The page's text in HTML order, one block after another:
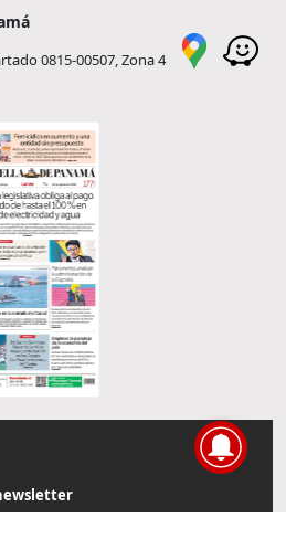
0815-00507, Zona 4
de actualidad directamente en